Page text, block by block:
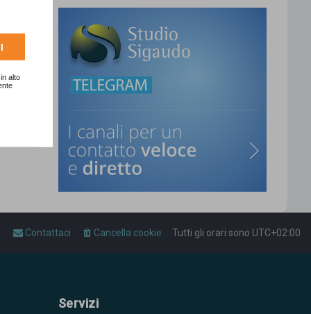
alto
Tutti gli orari sono UTC+02:00
Cancella cookie
Contattaci
Servizi